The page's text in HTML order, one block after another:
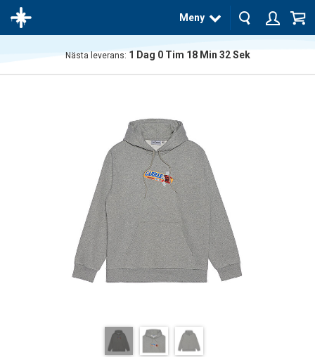
Meny
Nästa leverans: 1 Dag 0Tim 18Min 31Sek